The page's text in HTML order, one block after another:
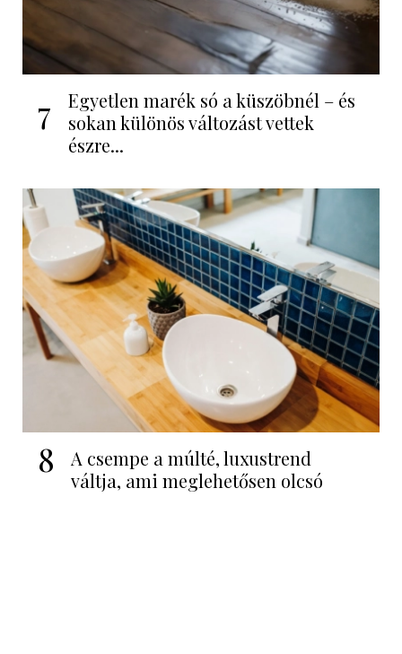
7
Egyetlen marék só a küszöbnél – és
sokan különös változást vettek
észre...
8
A csempe a múlté, luxustrend
váltja, ami meglehetősen olcsó